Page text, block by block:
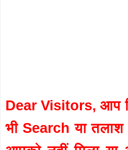
Dear Visitors, आप
भी Search या तलाश